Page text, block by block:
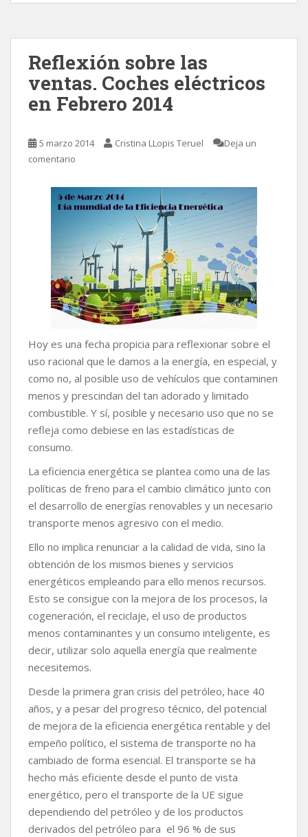
Reflexión sobre las
ventas. Coches eléctricos
en Febrero 2014
5 marzo 2014 Cristina LLopis Teruel
Deja un
comentario
Hoy es una fecha propicia para reflexionar sobre el
uso racional que le damos a la energía, en especial, y
como no, al posible uso de vehículos que contaminen
menos y prescindan del tan adorado y limitado
combustible. Y sí, posible y necesario uso que no se
refleja como debiese en las estadísticas de
consumo.
La eficiencia energética se plantea como una de las
políticas de freno para el cambio climático junto con
el desarrollo de energías renovables y un necesario
transporte menos agresivo con el medio.
Ello no implica renunciar a la calidad de vida, sino la
obtención de los mismos bienes y servicios
energéticos empleando para ello menos recursos.
Esto se consigue con la mejora de los procesos, la
cogeneración, el reciclaje, el uso de productos
menos contaminantes y un consumo inteligente, es
decir, utilizar solo aquella energía que realmente
necesitemos.
Desde la primera gran crisis del petróleo, hace 40
años, y a pesar del progreso técnico, del potencial
de mejora de la eficiencia energética rentable y del
empeño político, el sistema de transporte no ha
cambiado de forma esencial. El transporte se ha
hecho más eficiente desde el punto de vista
energético, pero el transporte de la UE sigue
dependiendo del petróleo y de los productos
derivados del petróleo para el 96 % de sus